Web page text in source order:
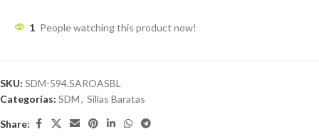
1 People watching this product now!
SKU: SDM-594.SAROASBL
Categorías: SDM, Sillas Baratas
Share: